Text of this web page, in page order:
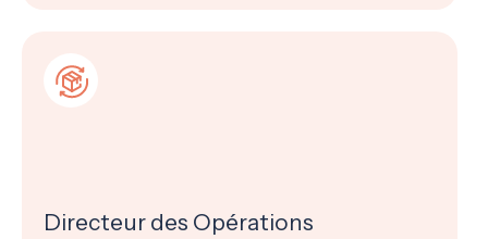
Directeur des Opérations